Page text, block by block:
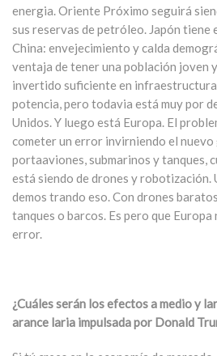
energia. Oriente Próximo seguirá
sus reservas de petróleo. Japón tiene
China: envejecimiento y calda
ventaja de tener una población joven
invertido suficiente en
potencia, pero todavia está muy por
Unidos. Y luego está Europa. El
cometer un error invirniendo el
portaaviones, submarinos y tanques,
está siendo de drones y robotización.
demos trando eso. Con drones
tanques o barcos. Es pero que Europa
error.
¿Cuáles serán los efectos a medio y
arance laria impulsada por Donald